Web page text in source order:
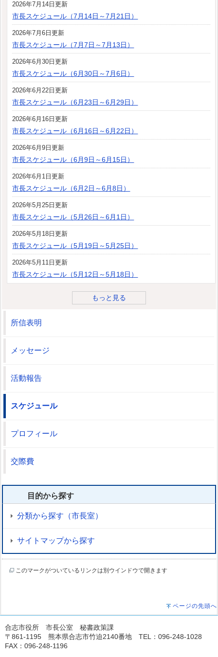
2026年7月14日更新
市長スケジュール（7月14日～7月21日）
2026年7月6日更新
市長スケジュール（7月7日～7月13日）
2026年6月30日更新
市長スケジュール（6月30日～7月6日）
2026年6月22日更新
市長スケジュール（6月23日～6月29日）
2026年6月16日更新
市長スケジュール（6月16日～6月22日）
2026年6月9日更新
市長スケジュール（6月9日～6月15日）
2026年6月1日更新
市長スケジュール（6月2日～6月8日）
2026年5月25日更新
市長スケジュール（5月26日～6月1日）
2026年5月18日更新
市長スケジュール（5月19日～5月25日）
2026年5月11日更新
市長スケジュール（5月12日～5月18日）
もっと見る
所信表明
メッセージ
活動報告
スケジュール
プロフィール
交際費
目的から探す
分類から探す（市長室）
サイトマップから探す
このマークがついているリンクは別ウインドウで開きます
ページの先頭へ
合志市役所 市長公室 秘書政策課
〒861-1195 熊本県合志市竹迫2140番地 TEL：096-248-1028
FAX：096-248-1196